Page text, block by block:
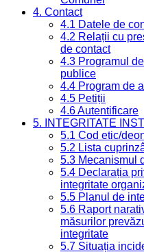
4. Contact
4.1 Datele de
4.2 Relații cu
de contact
4.3 Programul
publice
4.4 Program de
4.5 Petiții
4.6 Autentificare
5. INTEGRITATE
5.1 Cod etic/
5.2 Lista
5.3 Mecanismul
5.4 Declarația
integritate
5.5 Planul de
5.6 Raport
măsurilor
integritate
5.7 Situația